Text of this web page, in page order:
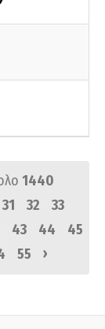
1440
31 32
33
43 44
45
55 ›